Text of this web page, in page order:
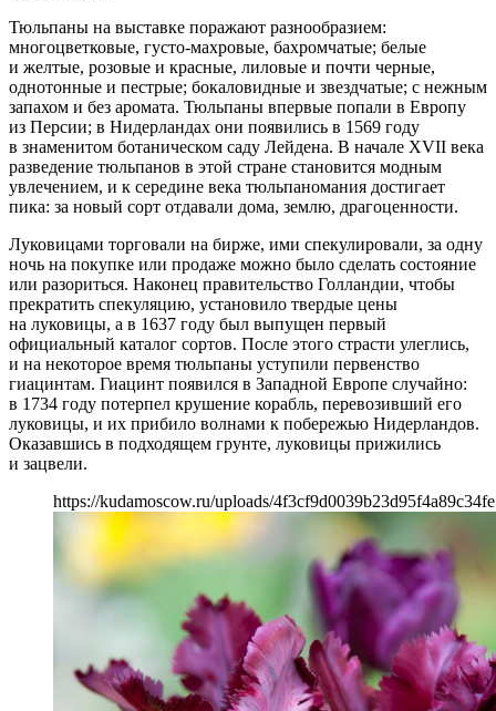
Тюльпаны на выставке поражают разнообразием:
многоцветковые, густо-махровые, бахромчатые; белые
и желтые, розовые и красные, лиловые и почти черные,
однотонные и пестрые; бокаловидные и звездчатые; с нежным
запахом и без аромата. Тюльпаны впервые попали в Европу
из Персии; в Нидерландах они появились в 1569 году
в знаменитом ботаническом саду Лейдена. В начале XVII века
разведение тюльпанов в этой стране становится модным
увлечением, и к середине века тюльпаномания достигает
пика: за новый сорт отдавали дома, землю, драгоценности.
Луковицами торговали на бирже, ими спекулировали, за одну
ночь на покупке или продаже можно было сделать состояние
или разориться. Наконец правительство Голландии, чтобы
прекратить спекуляцию, установило твердые цены
на луковицы, а в 1637 году был выпущен первый
официальный каталог сортов. После этого страсти улеглись,
и на некоторое время тюльпаны уступили первенство
гиацинтам. Гиацинт появился в Западной Европе случайно:
в 1734 году потерпел крушение корабль, перевозивший его
луковицы, и их прибило волнами к побережью Нидерландов.
Оказавшись в подходящем грунте, луковицы прижились
и зацвели.
https://kudamoscow.ru/uploads/